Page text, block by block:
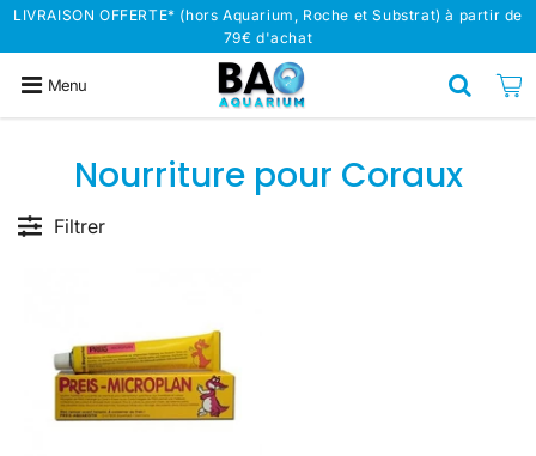
LIVRAISON OFFERTE* (hors Aquarium, Roche et Substrat) à partir de
79€ d'achat
Menu
Nourriture pour Coraux
Filtrer